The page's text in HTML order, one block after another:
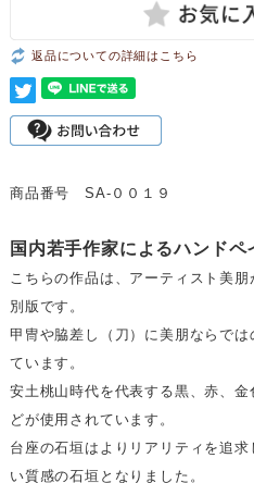
返品についての詳細はこちら
商品番号 SA-００１９
国内若手作家によるハンド
こちらの作品は、アーティスト美
別版です。
甲冑や脇差し（刀）に美朋ならで
ています。
安土桃山時代を代表する黒、赤、
どが使用されています。
台座の石垣はよりリアリティを追
い質感の石垣となりました。